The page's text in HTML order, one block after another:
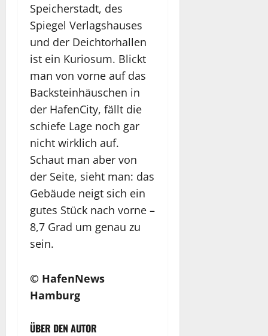
Speicherstadt, des
Spiegel Verlagshauses
und der Deichtorhallen
ist ein Kuriosum. Blickt
man von vorne auf das
Backsteinhäuschen in
der HafenCity, fällt die
schiefe Lage noch gar
nicht wirklich auf.
Schaut man aber von
der Seite, sieht man: das
Gebäude neigt sich ein
gutes Stück nach vorne –
8,7 Grad um genau zu
sein.
© HafenNews
Hamburg
ÜBER DEN AUTOR